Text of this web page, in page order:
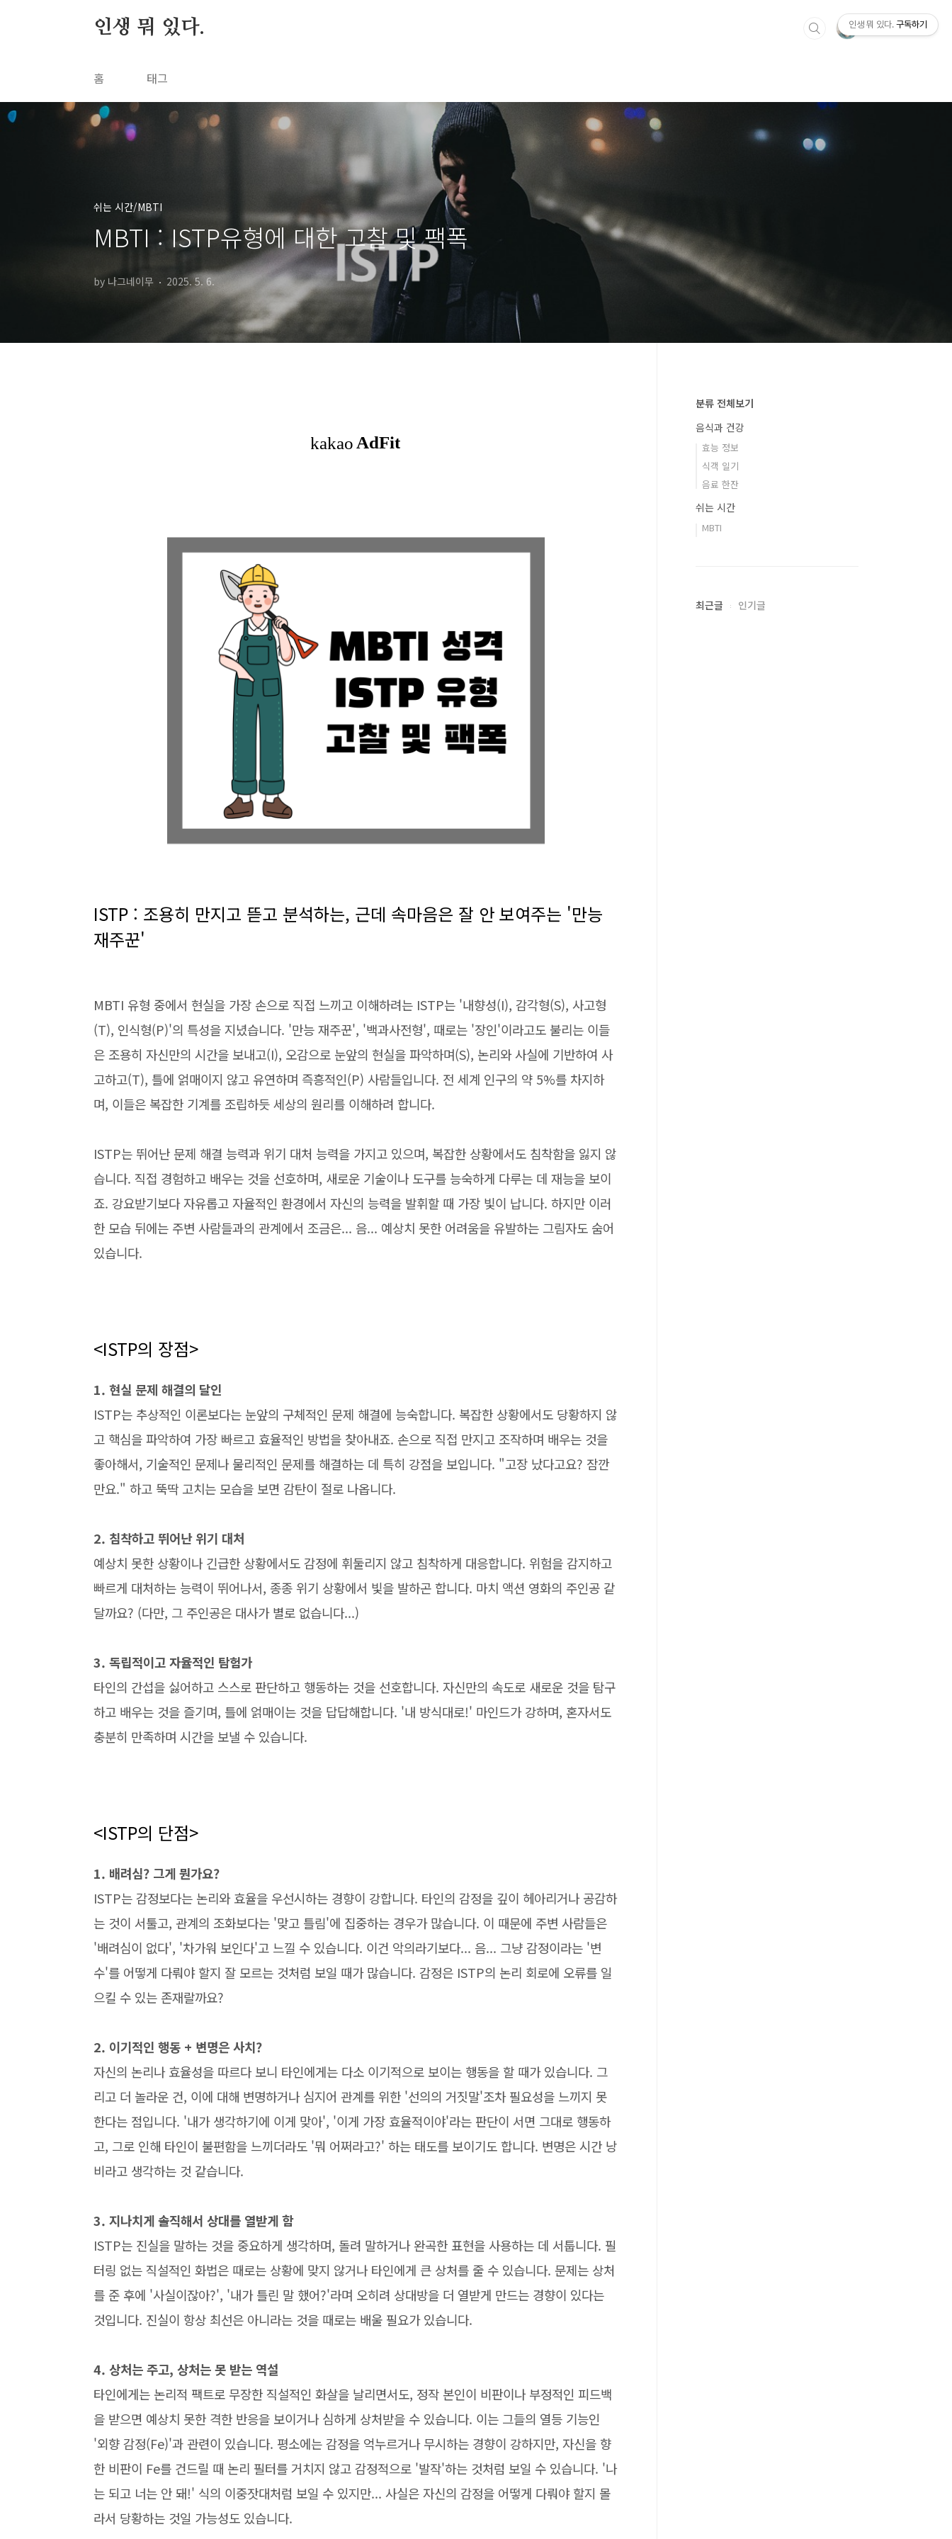
인생 뭐 있다.
홈 태그
쉬는 시간/MBTI
MBTI : ISTP유형에 대한 고찰 및 팩폭
by 나그네이무 2025. 5. 6.
ISTP : 조용히 만지고 뜯고 분석하는, 근데 속마음은 잘 안 보여주는 '만능
재주꾼'
MBTI 유형 중에서 현실을 가장 손으로 직접 느끼고 이해하려는 ISTP는 '내향성(I), 감각형(S), 사고형
(T), 인식형(P)'의 특성을 지녔습니다. '만능 재주꾼', '백과사전형', 때로는 '장인'이라고도 불리는 이들
은 조용히 자신만의 시간을 보내고(I), 오감으로 눈앞의 현실을 파악하며(S), 논리와 사실에 기반하여 사
고하고(T), 틀에 얽매이지 않고 유연하며 즉흥적인(P) 사람들입니다. 전 세계 인구의 약 5%를 차지하
며, 이들은 복잡한 기계를 조립하듯 세상의 원리를 이해하려 합니다.
ISTP는 뛰어난 문제 해결 능력과 위기 대처 능력을 가지고 있으며, 복잡한 상황에서도 침착함을 잃지 않
습니다. 직접 경험하고 배우는 것을 선호하며, 새로운 기술이나 도구를 능숙하게 다루는 데 재능을 보이
죠. 강요받기보다 자유롭고 자율적인 환경에서 자신의 능력을 발휘할 때 가장 빛이 납니다. 하지만 이러
한 모습 뒤에는 주변 사람들과의 관계에서 조금은... 음... 예상치 못한 어려움을 유발하는 그림자도 숨어
있습니다.
<ISTP의 장점>
1. 현실 문제 해결의 달인
ISTP는 추상적인 이론보다는 눈앞의 구체적인 문제 해결에 능숙합니다. 복잡한 상황에서도 당황하지 않
고 핵심을 파악하여 가장 빠르고 효율적인 방법을 찾아내죠. 손으로 직접 만지고 조작하며 배우는 것을
좋아해서, 기술적인 문제나 물리적인 문제를 해결하는 데 특히 강점을 보입니다. "고장 났다고요? 잠깐
만요." 하고 뚝딱 고치는 모습을 보면 감탄이 절로 나옵니다.
2. 침착하고 뛰어난 위기 대처
예상치 못한 상황이나 긴급한 상황에서도 감정에 휘둘리지 않고 침착하게 대응합니다. 위험을 감지하고
빠르게 대처하는 능력이 뛰어나서, 종종 위기 상황에서 빛을 발하곤 합니다. 마치 액션 영화의 주인공 같
달까요? (다만, 그 주인공은 대사가 별로 없습니다...)
3. 독립적이고 자율적인 탐험가
타인의 간섭을 싫어하고 스스로 판단하고 행동하는 것을 선호합니다. 자신만의 속도로 새로운 것을 탐구
하고 배우는 것을 즐기며, 틀에 얽매이는 것을 답답해합니다. '내 방식대로!' 마인드가 강하며, 혼자서도
충분히 만족하며 시간을 보낼 수 있습니다.
<ISTP의 단점>
1. 배려심? 그게 뭔가요?
ISTP는 감정보다는 논리와 효율을 우선시하는 경향이 강합니다. 타인의 감정을 깊이 헤아리거나 공감하
는 것이 서툴고, 관계의 조화보다는 '맞고 틀림'에 집중하는 경우가 많습니다. 이 때문에 주변 사람들은
'배려심이 없다', '차가워 보인다'고 느낄 수 있습니다. 이건 악의라기보다... 음... 그냥 감정이라는 '변
수'를 어떻게 다뤄야 할지 잘 모르는 것처럼 보일 때가 많습니다. 감정은 ISTP의 논리 회로에 오류를 일
으킬 수 있는 존재랄까요?
2. 이기적인 행동 + 변명은 사치?
자신의 논리나 효율성을 따르다 보니 타인에게는 다소 이기적으로 보이는 행동을 할 때가 있습니다. 그
리고 더 놀라운 건, 이에 대해 변명하거나 심지어 관계를 위한 '선의의 거짓말'조차 필요성을 느끼지 못
한다는 점입니다. '내가 생각하기에 이게 맞아', '이게 가장 효율적이야'라는 판단이 서면 그대로 행동하
고, 그로 인해 타인이 불편함을 느끼더라도 '뭐 어쩌라고?' 하는 태도를 보이기도 합니다. 변명은 시간 낭
비라고 생각하는 것 같습니다.
3. 지나치게 솔직해서 상대를 열받게 함
ISTP는 진실을 말하는 것을 중요하게 생각하며, 돌려 말하거나 완곡한 표현을 사용하는 데 서툽니다. 필
터링 없는 직설적인 화법은 때로는 상황에 맞지 않거나 타인에게 큰 상처를 줄 수 있습니다. 문제는 상처
를 준 후에 '사실이잖아?', '내가 틀린 말 했어?'라며 오히려 상대방을 더 열받게 만드는 경향이 있다는
것입니다. 진실이 항상 최선은 아니라는 것을 때로는 배울 필요가 있습니다.
4. 상처는 주고, 상처는 못 받는 역설
타인에게는 논리적 팩트로 무장한 직설적인 화살을 날리면서도, 정작 본인이 비판이나 부정적인 피드백
을 받으면 예상치 못한 격한 반응을 보이거나 심하게 상처받을 수 있습니다. 이는 그들의 열등 기능인
'외향 감정(Fe)'과 관련이 있습니다. 평소에는 감정을 억누르거나 무시하는 경향이 강하지만, 자신을 향
한 비판이 Fe를 건드릴 때 논리 필터를 거치지 않고 감정적으로 '발작'하는 것처럼 보일 수 있습니다. '나
는 되고 너는 안 돼!' 식의 이중잣대처럼 보일 수 있지만... 사실은 자신의 감정을 어떻게 다뤄야 할지 몰
라서 당황하는 것일 가능성도 있습니다.
분류 전체보기
음식과 건강
효능 정보
식객 일기
음료 한잔
쉬는 시간
MBTI
최근글 인기글
인생 뭐 있다. 구독하기